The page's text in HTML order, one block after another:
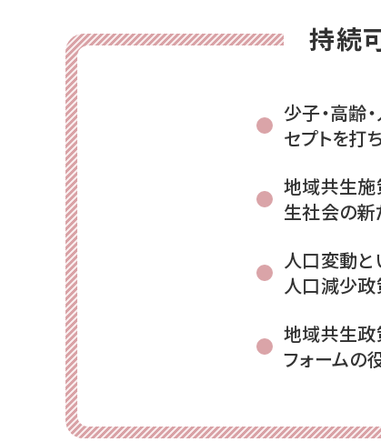
持続
少子・高齢
セプトを打
地域共生施
生社会の新
人口変動と
人口減少政
地域共生政
フォームの